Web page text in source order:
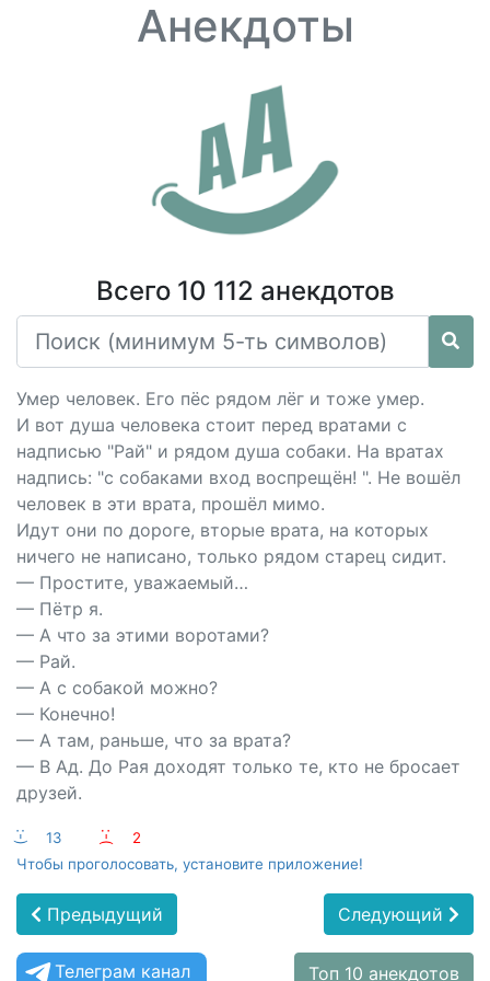
Анекдоты
Всего 10 112 анекдотов
Умер человек. Его пёс рядом лёг и тоже умер.
И вот душа человека стоит перед вратами с
надписью "Рай" и рядом душа собаки. На вратах
надпись: "с собаками вход воспрещён! ". Не вошёл
человек в эти врата, прошёл мимо.
Идут они по дороге, вторые врата, на которых
ничего не написано, только рядом старец сидит.
— Простите, уважаемый…
— Пётр я.
— А что за этими воротами?
— Рай.
— А с собакой можно?
— Конечно!
— А там, раньше, что за врата?
— В Ад. До Рая доходят только те, кто не бросает
друзей.
:-) 13 :-(
2
Чтобы проголосовать, установите приложение!
Предыдущий Следующий
Телеграм канал Топ 10 анекдотов